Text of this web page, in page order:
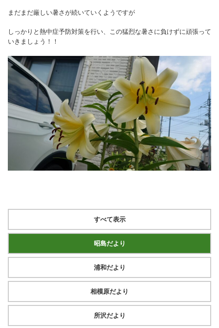
まだまだ厳しい暑さが続いていくようですが
しっかりと熱中症予防対策を行い、この猛烈な暑さに負けずに頑張って
いきましょう！！
すべて表示
昭島だより
浦和だより
相模原だより
所沢だより